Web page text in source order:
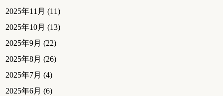
2025年11月 (11)
2025年10月 (13)
2025年9月 (22)
2025年8月 (26)
2025年7月 (4)
2025年6月 (6)